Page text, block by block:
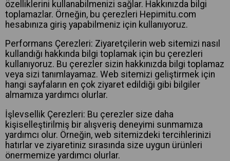
özelliklerini kullanabilmenizi sağlar. Hakkınızda bilgi
toplamazlar. Örneğin, bu çerezleri Hepimitu.com
hesabınıza giriş yapabilmeniz için kullanıyoruz.
Performans Çerezleri: Ziyaretçilerin web sitemizi nasıl
kullandığı hakkında bilgi toplamak için bu çerezleri
kullanıyoruz. Bu çerezler sizin hakkınızda bilgi toplamaz
veya sizi tanımlayamaz. Web sitemizi geliştirmek için
hangi sayfaların en çok ziyaret edildiği gibi bilgiler
almamıza yardımcı olurlar.
İşlevsellik Çerezleri: Bu çerezler size daha
kişiselleştirilmiş bir alışveriş deneyimi sunmamıza
yardımcı olur. Örneğin, web sitemizdeki tercihlerinizi
hatırlar ve ziyaretiniz sırasında size uygun ürünleri
önermemize yardımcı olurlar.